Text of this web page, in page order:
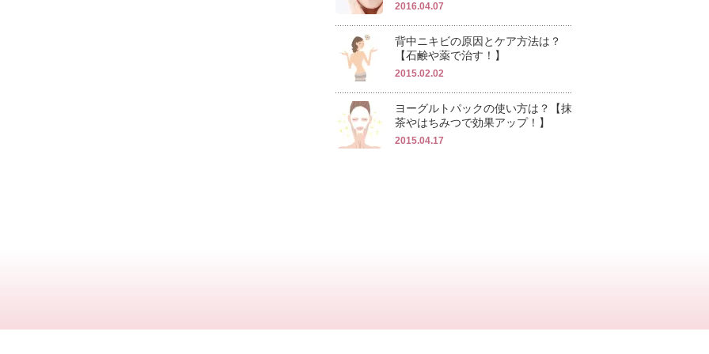
2016.04.07
背中ニキビの原因とケア方法は？
【石鹸や薬で治す！】
2015.02.02
ヨーグルトパックの使い方は？【抹
茶やはちみつで効果アップ！】
2015.04.17